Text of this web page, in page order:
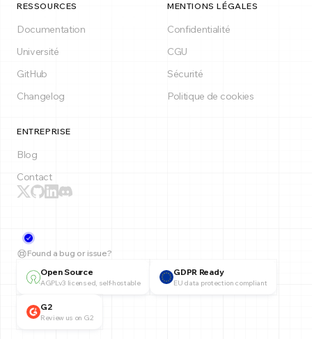
RESSOURCES
Documentation
Université
GitHub
Changelog
MENTIONS LÉGALES
Confidentialité
CGU
Sécurité
Politique de cookies
ENTREPRISE
Blog
Contact
Found a bug or issue?
Open Source
AGPLv3 licensed, self-hostable
GDPR Ready
EU data protection compliant
G2
Review us on G2